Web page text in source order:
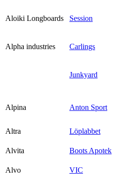
Aloiki Longboards Session
Alpha industries
Carlings
Junkyard
Alpina Anton Sport
Altra
Löplabbet
Alvita
Boots Apotek
Alvo
VIC